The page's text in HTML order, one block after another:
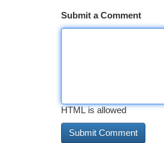
Submit a Comment
HTML is allowed